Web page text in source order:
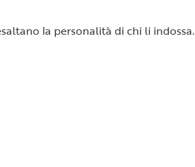
la personalità di chi li indossa.